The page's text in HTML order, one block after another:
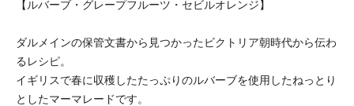
【ルバーブ・グレープフルーツ・セビルオレンジ】
ダルメインの保管文書から見つかったビクトリア朝時代から伝わ
るレシピ。
イギリスで春に収穫したたっぷりのルバーブを使用したねっとり
としたマーマレードです。